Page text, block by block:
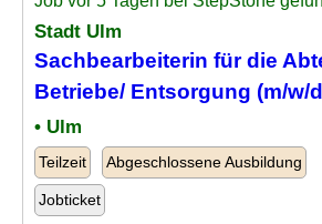
Stadt Ulm
Sachbearbeiterin für die
Betriebe/ Entsorgung (m/w/
• Ulm
Teilzeit Abgeschlossene Ausbildung
Jobticket